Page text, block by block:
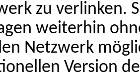
zu verlinken.
weiterhin
Netzwerk
Version